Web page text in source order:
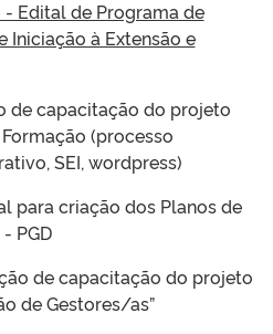
Edital de Programa de
Iniciação à Extensão e
de capacitação do projeto
(processo
SEI, wordpress)
para criação dos Planos de
PGD
de capacitação do projeto
de Gestores/as”